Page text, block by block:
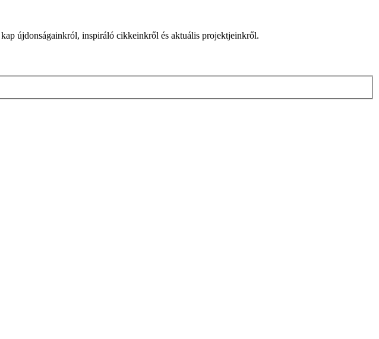
újdonságainkról, inspiráló cikkeinkről és aktuális projektjeinkről.